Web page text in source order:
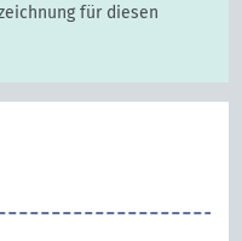
für diesen